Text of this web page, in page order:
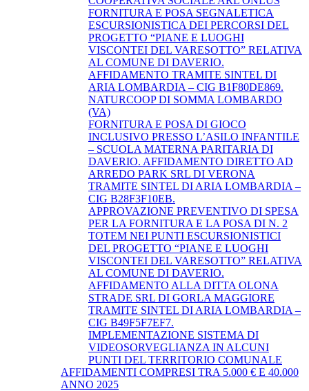
FORNITURA E POSA SEGNALETICA
ESCURSIONISTICA DEI PERCORSI DEL
PROGETTO “PIANE E LUOGHI
VISCONTEI DEL VARESOTTO” RELATIVA
AL COMUNE DI DAVERIO.
AFFIDAMENTO TRAMITE SINTEL DI
ARIA LOMBARDIA – CIG B1F80DE869.
NATURCOOP DI SOMMA LOMBARDO
(VA)
FORNITURA E POSA DI GIOCO
INCLUSIVO PRESSO L’ASILO INFANTILE
– SCUOLA MATERNA PARITARIA DI
DAVERIO. AFFIDAMENTO DIRETTO AD
ARREDO PARK SRL DI VERONA
TRAMITE SINTEL DI ARIA LOMBARDIA –
CIG B28F3F10EB.
APPROVAZIONE PREVENTIVO DI SPESA
PER LA FORNITURA E LA POSA DI N. 2
TOTEM NEI PUNTI ESCURSIONISTICI
DEL PROGETTO “PIANE E LUOGHI
VISCONTEI DEL VARESOTTO” RELATIVA
AL COMUNE DI DAVERIO.
AFFIDAMENTO ALLA DITTA OLONA
STRADE SRL DI GORLA MAGGIORE
TRAMITE SINTEL DI ARIA LOMBARDIA –
CIG B49F5F7EF7.
IMPLEMENTAZIONE SISTEMA DI
VIDEOSORVEGLIANZA IN ALCUNI
PUNTI DEL TERRITORIO COMUNALE
AFFIDAMENTI COMPRESI TRA 5.000 € E 40.000
ANNO 2025